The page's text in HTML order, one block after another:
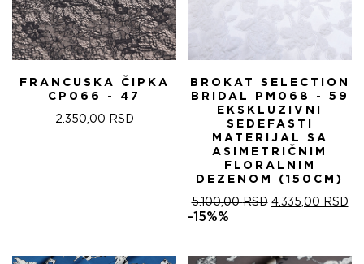
FRANCUSKA ČIPKA
CP066 - 47
2.350,00 RSD
BROKAT SELECTION
BRIDAL PM068 - 59
EKSKLUZIVNI
SEDEFASTI
MATERIJAL SA
ASIMETRIČNIM
FLORALNIM
DEZENOM (150CM)
5.100,00RSD ОРИГИНАЛНА
5.100,00 RSD.
4.335,00 RSD
-15%%